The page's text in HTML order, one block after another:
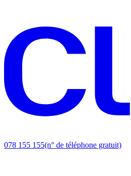
078 155 155(n° de téléphone gratuit)